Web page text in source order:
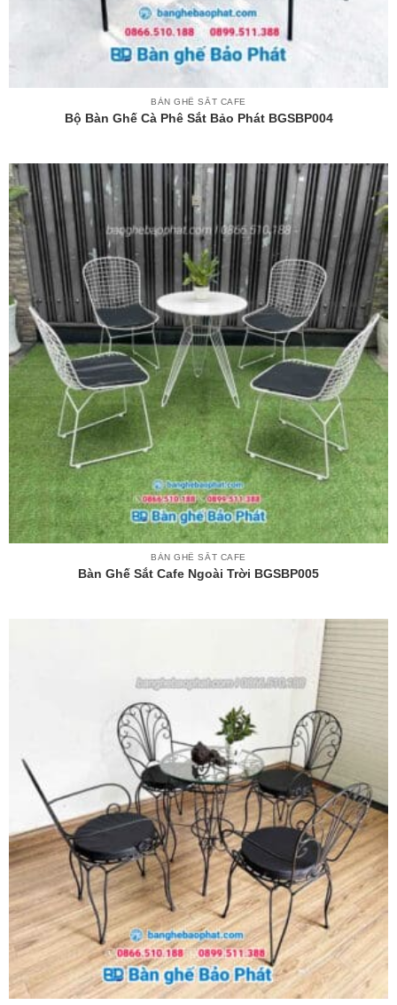
BÀN GHẾ SẮT CAFE
Bộ Bàn Ghế Cà Phê Sắt Bảo Phát BGSBP004
BÀN GHẾ SẮT CAFE
Bàn Ghế Sắt Cafe Ngoài Trời BGSBP005